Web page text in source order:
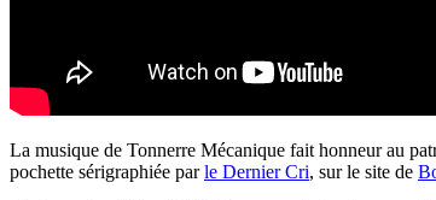
La musique de Tonnerre Mécanique fait honneur au
pochette sérigraphiée parle Dernier Cri, sur le site de